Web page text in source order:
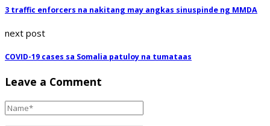
3 traffic enforcers na nakitang may angkas sinuspinde ng MMDA
next post
COVID-19 cases sa Somalia patuloy na tumataas
Leave a Comment